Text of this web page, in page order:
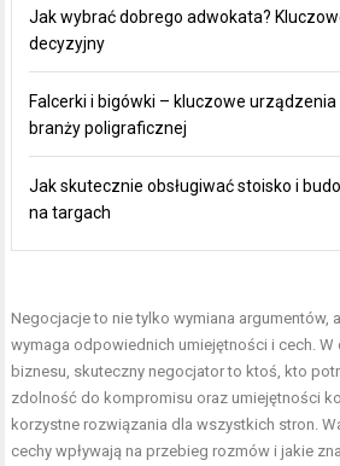
Jak wybrać dobrego adwokata?
decyzyjny
Falcerki i bigówki – kluczowe
branży poligraficznej
Jak skutecznie obsługiwać stoisko i
na targach
Negocjacje to nie tylko wymiana argumentów,
wymaga odpowiednich umiejętności i cech. W
biznesu, skuteczny negocjator to ktoś, kto
zdolność do kompromisu oraz umiejętności
korzystne rozwiązania dla wszystkich stron.
cechy wpływają na przebieg rozmów i jakie